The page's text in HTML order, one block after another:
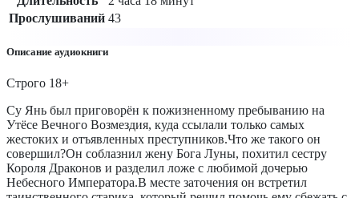
Прослушиваний 43
Описание аудиокниги
Строго 18+
Су Янь был приговорён к пожизненному пребыванию на
Утёсе Вечного Возмездия, куда ссылали только самых
жестоких и отъявленных преступников.Что же такого он
совершил?Он соблазнил жену Бога Луны, похитил сестру
Короля Драконов и разделил ложе с любимой дочерью
Небесного Императора.В месте заточения он встретил